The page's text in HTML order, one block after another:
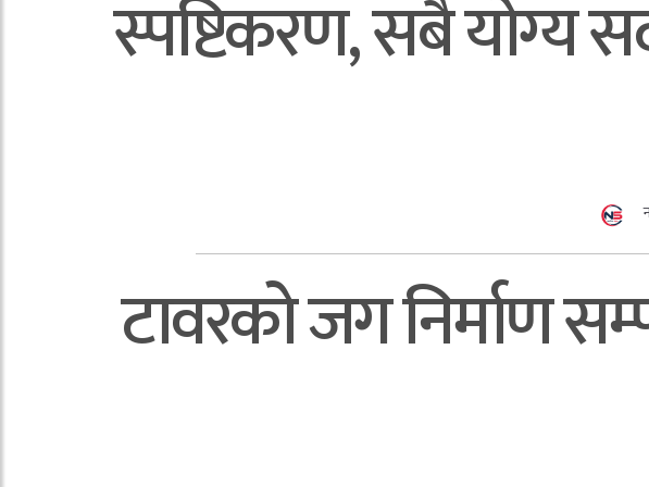
स्पष्टिकरण, सबै योग्य
टावरको जग निर्माण